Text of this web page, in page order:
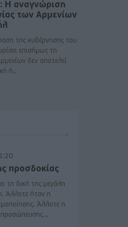
Η αναγνώριση
των Αρμενίων
της κυβέρνησης του
επισήμως τη
δεν αποτελεί
ή..
προσδοκίας
τη δική της μεγάλη
Άλλοτε ήταν η
Άλλοτε η